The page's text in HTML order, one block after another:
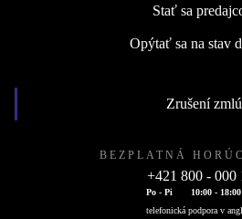
Stať sa
Opýtať sa na stav
Zrušení
BEZPLATNÁ
+421 800 - 000
Po - Pi
10:00 - 18:00
telefonická podpora v